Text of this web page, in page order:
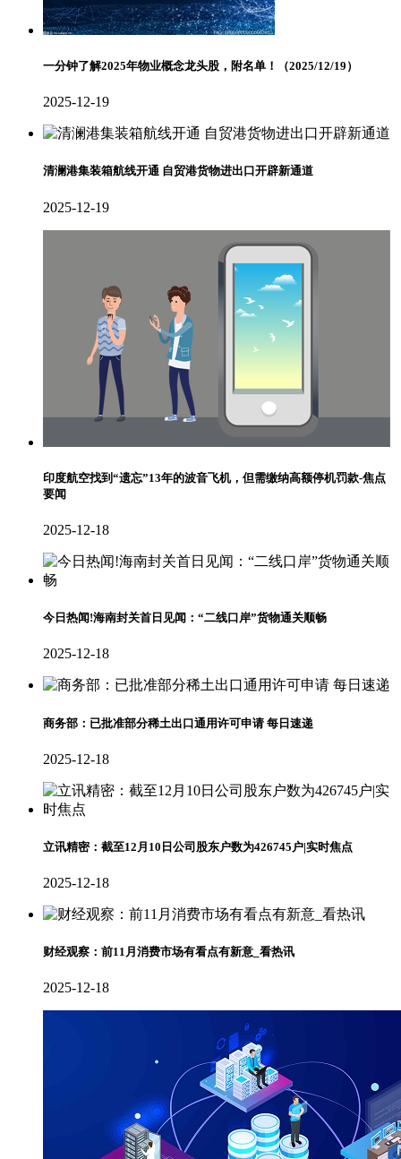
一分钟了解2025年物业概念龙头股，附名单！（2025/12/19）
2025-12-19
清澜港集装箱航线开通 自贸港货物进出口开辟新通道
2025-12-19
印度航空找到“遗忘”13年的波音飞机，但需缴纳高额停机罚款-焦点
要闻
2025-12-18
今日热闻!海南封关首日见闻：“二线口岸”货物通关顺畅
2025-12-18
商务部：已批准部分稀土出口通用许可申请 每日速递
2025-12-18
立讯精密：截至12月10日公司股东户数为426745户|实时焦点
2025-12-18
财经观察：前11月消费市场有看点有新意_看热讯
2025-12-18